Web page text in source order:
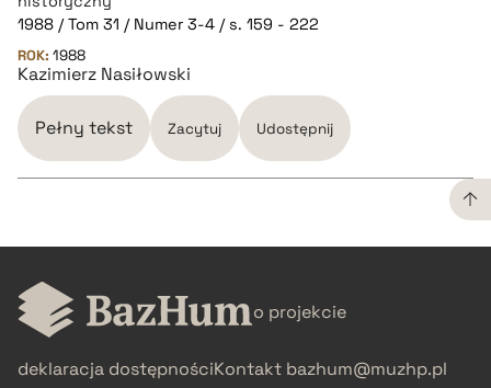
pobierz cytat
BIBTEX
pobierz cytat
1988 / Tom 31 / Numer 3-4 / s. 159 - 222
ROK: 1988
Kazimierz Nasiłowski
Pełny tekst Zacytuj Udostępnij
CZYSTY TEKST
pobierz cytat
BIBTEX
o projekcie
deklaracja dostępnościKontakt bazhum@muzhp.pl